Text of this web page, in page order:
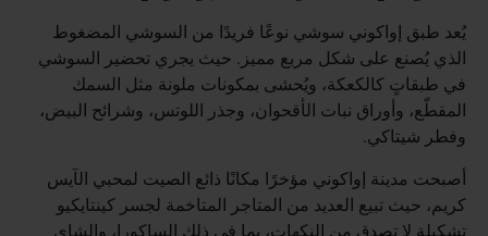
يُعد طبق إواكوني سوشي نوعًا فريدًا من السوشي المضغوط
الذي يُصنع على شكل مربع مميز. حيث يجري تحضير السوشي
في طبقاتٍ كالكعكة، ويُحشى بمكونات ملونة مثل السمك
المقطّع، وأوراق نبات الأقحوان، وجذر اللوتس، وشرائح البيض،
وفطر شيتاكي.
أصبحت مدينة إواكوني مؤخرًا مكانًا ذائع الصيت لمحبي الآيس
كريم، حيث تبيع العديد من المتاجر المتاخمة لجسر كينتايكيو